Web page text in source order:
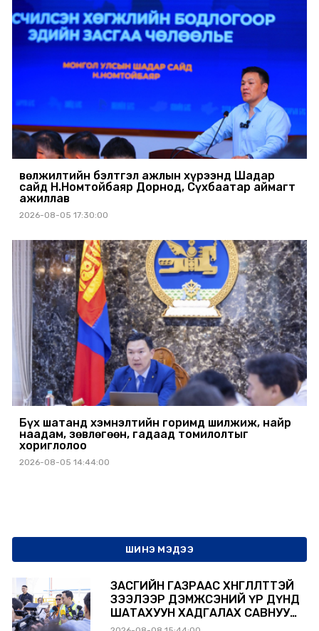
Өвөлжилтийн бэлтгэл ажлын хүрээнд Шадар
сайд Н.Номтойбаяр Дорнод, Сүхбаатар аймагт
ажиллав
2026-08-05 17:30:00
Бүх шатанд хэмнэлтийн горимд шилжиж, найр
наадам, зөвлөгөөн, гадаад томилолтыг
хориглолоо
2026-08-05 14:44:00
ШИНЭ МЭДЭЭ
ЗАСГИЙН ГАЗРААС ХӨНГӨЛӨЛТТЭЙ
ЗЭЭЛЭЭР ДЭМЖСЭНИЙ ҮР ДҮНД
ШАТАХУУН ХАДГАЛАХ САВНУУД
ЭХНЭЭСЭЭ АШИГЛАЛТАД ОРЖ